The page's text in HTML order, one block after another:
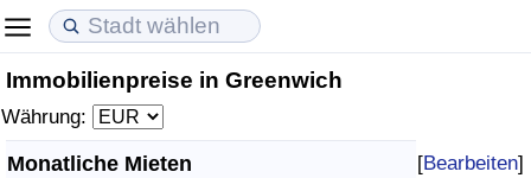
Immobilienpreise in Greenwich
Währung:
Monatliche Mieten [Bearbeiten]
Lebenshaltungskosten
Lebenshaltungskosten-Index (aktuell)
Immobilienpreise
Immobilienpreis-Index (aktuell)
Lebensqualität
Lebensqualität-Index